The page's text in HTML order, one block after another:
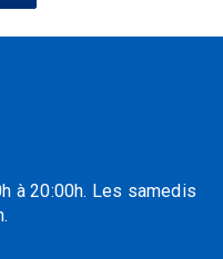
à 20:00h. Les samedis